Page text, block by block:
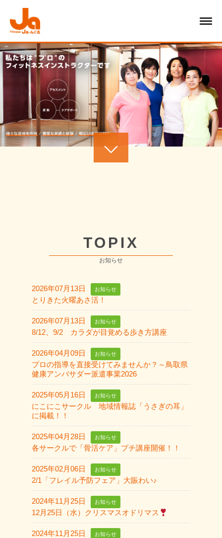
TOPIX
お知らせ
2026年07月13日 お知らせ
とりきた火曜あさ活！
2026年07月13日 お知らせ
8/12、9/2 カラダが目覚める歩き方講座
2026年04月09日 お知らせ
プロの指導を直接受けてみませんか？～鳥取県
健康アンバサダー派遣事業2026
2025年05月16日 お知らせ
にこにこサークル 地域情報誌「うさぎの耳」
に掲載！！
2025年04月28日 お知らせ
各サークルで「骨活ケア」プチ講座開催！！
2025年02月06日 お知らせ
2/1「フレイル予防フェア」大賑わい♪
2024年11月25日 お知らせ
12月25日（水）クリスマスオドリマス
2024年11月25日 お知らせ